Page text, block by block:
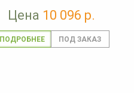
Цена 10 096 р.
ПОДРОБНЕЕ